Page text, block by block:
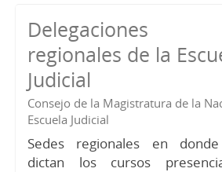
Delegaciones
regionales de la
Judicial
Consejo de la Magistratura de la
Escuela Judicial
Sedes regionales en
dictan los cursos